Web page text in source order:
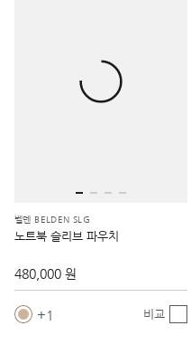
벨덴 BELDEN SLG
노트북 슬리브 파우치
480,000 원
1 비교